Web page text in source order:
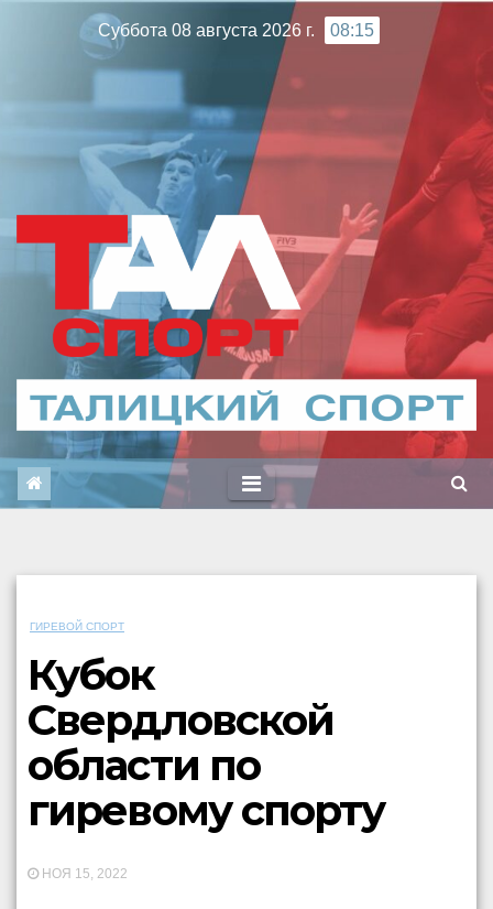
Суббота 08 августа 2026 г. 08:15
ГИРЕВОЙ СПОРТ
Кубок
Свердловской
области по
гиревому спорту
НОЯ 15, 2022